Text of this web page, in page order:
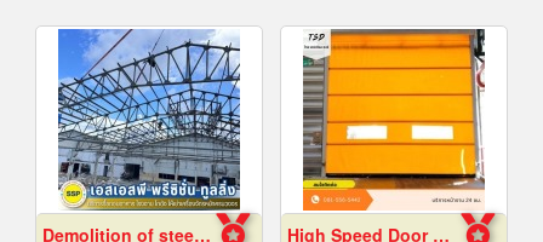
Demolition of steel structures, Samut Prakan High Speed ​​Door Samut Prakan